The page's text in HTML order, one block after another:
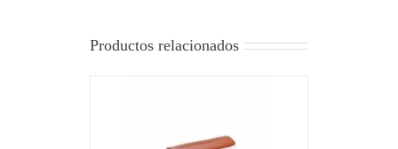
Productos relacionados